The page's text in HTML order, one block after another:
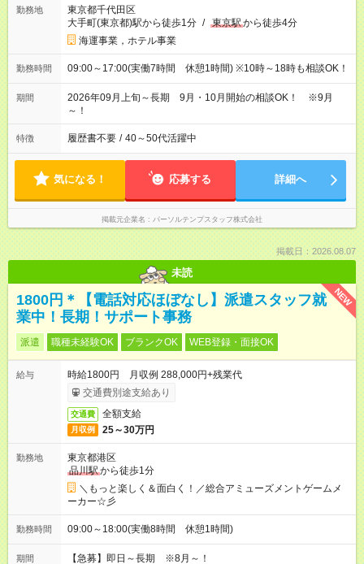
勤務地
東京都千代田区
大手町(東京都)駅から徒歩1分 / 東京駅から徒歩4分
海運事業，ホテル事業
勤務時間 09:00～17:00(実働7時間 休憩1時間) ※10時～18時も相談OK！
期間
2026年09月上旬～長期 9月・10月開始の相談OK！ ※9月
～！
特徴 履歴書不要 / 40～50代活躍中
気になる！ 応募する 詳細へ
掲載元企業名 パーソルテンプスタッフ株式会社
掲載日：2026.08.07
未読
NEW
1800円＊【電話対応ほぼなし】派遣スタッフ就
業中！長期！サポート事務
派遣 職種未経験OK ブランクOK WEB登録・面接OK
給与
時給1800円 月収例 288,000円+残業代
交通費別途支給あり
交通費 全額支給
月収例 25～30万円
勤務地
東京都港区
品川駅から徒歩1分
＼もっと楽しく＆面白く！／総合アミューズメントゲームメ
ーカー☆彡
勤務時間 09:00～18:00(実働8時間 休憩1時間)
期間 【急募】即日～長期 ※8月～！